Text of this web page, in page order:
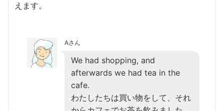
えます。
Aさん
We had shopping, and
afterwards we had tea in the
cafe.
わたしたちは買い物をして、それ